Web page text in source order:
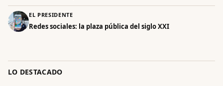
EL PRESIDENTE
Redes sociales: la plaza pública del siglo XXI
LO DESTACADO